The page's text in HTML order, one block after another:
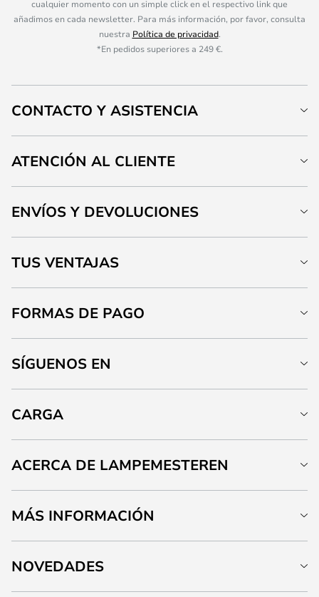
cualquier momento con un simple click en el respectivo link que
añadimos en cada newsletter. Para más información, por favor, consulta
nuestra Política de privacidad.
*En pedidos superiores a 249 €.
CONTACTO Y ASISTENCIA
ATENCIÓN AL CLIENTE
ENVÍOS Y DEVOLUCIONES
TUS VENTAJAS
FORMAS DE PAGO
SÍGUENOS EN
CARGA
ACERCA DE LAMPEMESTEREN
MÁS INFORMACIÓN
NOVEDADES